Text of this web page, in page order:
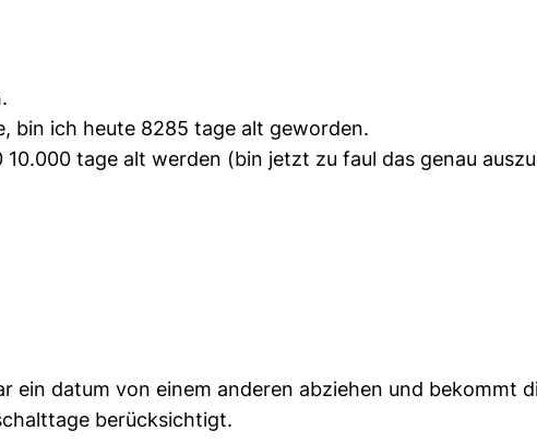
bin ich heute 8285 tage alt geworden.
tage alt werden (bin jetzt zu faul das genau
ein datum von einem anderen abziehen und bekommt
berücksichtigt.